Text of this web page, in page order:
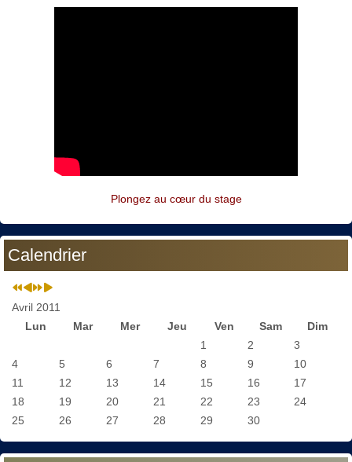
Plongez au cœur du stage
Calendrier
Avril 2011
Lun
Mar Mer Jeu Ven Sam
Dim
1
2
3
4
5 6 7 8 9
10
11
12 13 14 15 16
17
18
19 20 21 22 23
24
25
26 27 28 29 30